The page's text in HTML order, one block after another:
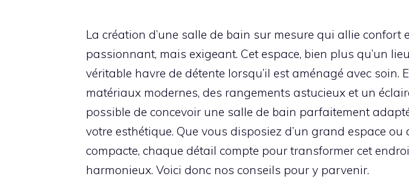
La création d’une salle de bain sur mesure qui allie confort
passionnant, mais exigeant. Cet espace, bien plus qu’un
véritable havre de détente lorsqu’il est aménagé avec soin.
matériaux modernes, des rangements astucieux et un
possible de concevoir une salle de bain parfaitement
votre esthétique. Que vous disposiez d’un grand espace ou
compacte, chaque détail compte pour transformer cet
harmonieux. Voici donc nos conseils pour y parvenir.